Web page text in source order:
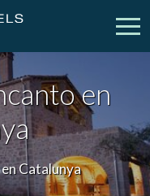
Escapadas
Empresas
Catalunya
en
Catalunya